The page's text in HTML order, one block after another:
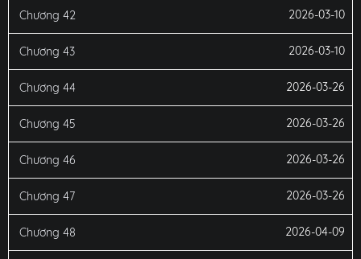
Chương 42 2026-03-10
Chương 43 2026-03-10
Chương 44 2026-03-26
Chương 45 2026-03-26
Chương 46 2026-03-26
Chương 47 2026-03-26
Chương 48 2026-04-09